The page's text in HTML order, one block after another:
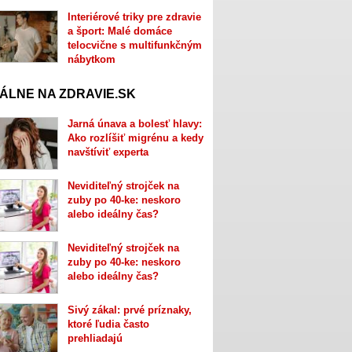
Interiérové triky pre zdravie
a šport: Malé domáce
telocvične s multifunkčným
nábytkom
NA ZDRAVIE.SK
Jarná únava a bolesť hlavy:
Ako rozlíšiť migrénu a kedy
navštíviť experta
Neviditeľný strojček na
zuby po 40-ke: neskoro
alebo ideálny čas?
Neviditeľný strojček na
zuby po 40-ke: neskoro
alebo ideálny čas?
Sivý zákal: prvé príznaky,
ktoré ľudia často
prehliadajú